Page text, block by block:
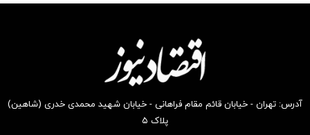
بخر !
بخر !
آدرس: تهران - خیابان قائم مقام فراهانی - خیابان شهید محمدی خدری (شاهین)
پلاک ۵